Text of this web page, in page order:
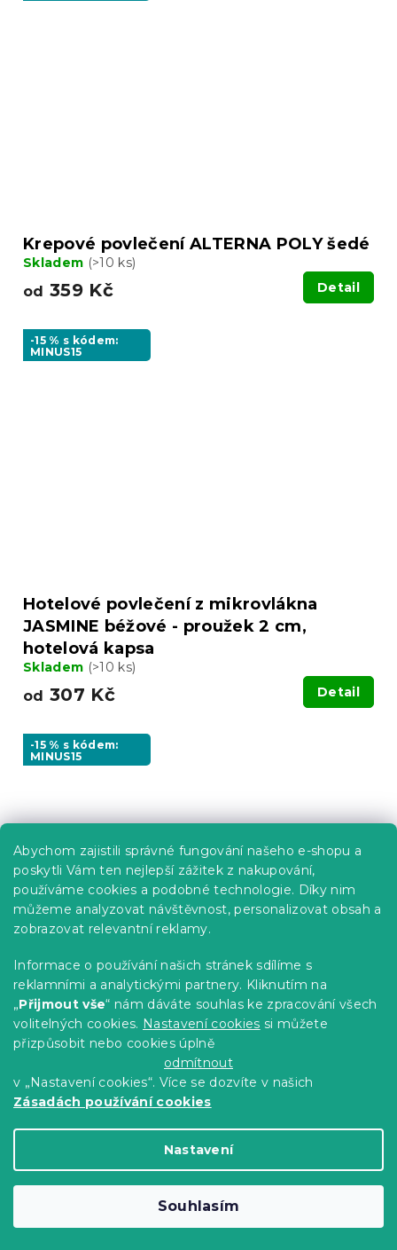
Abychom zajistili správné fungování našeho e-shopu a
poskytli Vám ten nejlepší zážitek z nakupování,
používáme cookies a podobné technologie. Díky nim
můžeme analyzovat návštěvnost, personalizovat obsah a
zobrazovat relevantní reklamy.
Informace o používání našich stránek sdílíme s
reklamními a analytickými partnery. Kliknutím na
„Přijmout vše“ nám dáváte souhlas ke zpracování všech
volitelných cookies. Nastavení cookies si můžete
přizpůsobit nebo cookies úplně
odmítnout
v „Nastavení cookies“. Více se dozvíte v našich
Zásadách používání cookies
Nastavení
Souhlasím
Krepové povlečení ALTERNA POLY šedé
Skladem (>10 ks)
od 359 Kč Detail
-15 % s kódem:
MINUS15
Hotelové povlečení z mikrovlákna
JASMINE béžové - proužek 2 cm,
hotelová kapsa
Skladem (>10 ks)
od 307 Kč Detail
-15 % s kódem:
MINUS15
Hotelové povlečení z mikrovlákna
JASMINE bílé - proužek 2 cm, hotelová
kapsa
od299 Kč